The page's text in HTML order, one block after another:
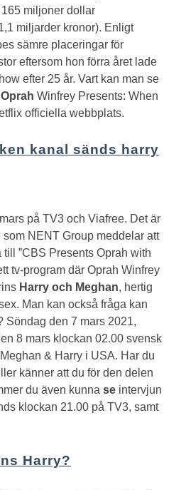
miljoner dollar
miljarder kronor). Enligt
sämre placeringar för
eftersom hon förra året lade
efter 25 år. Vart kan man se
Oprah Winfrey Presents: When
officiella webbplats.
kanal sänds harry
på TV3 och Viafree. Det är
NENT Group meddelar att
”CBS Presents Oprah with
tv-program där Oprah Winfrey
Harry och Meghan, hertig
Man kan också fråga kan
Söndag den 7 mars 2021,
8 mars klockan 02.00 svensk
& Harry i USA. Har du
känner att du för den delen
du även kunna se intervjun
klockan 21.00 på TV3, samt
Harry?